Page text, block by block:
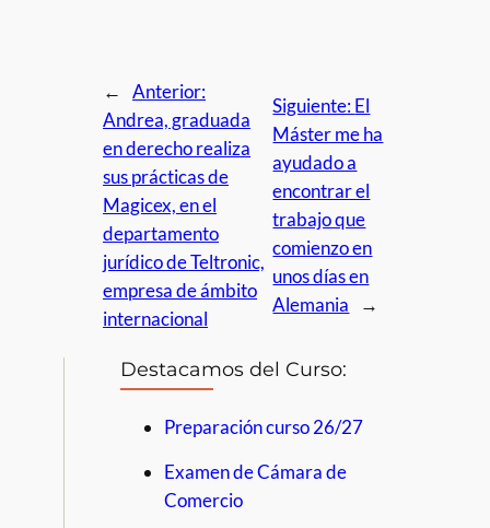
←
Anterior:
Andrea, graduada
en derecho realiza
sus prácticas de
Magicex, en el
departamento
jurídico de Teltronic,
empresa de ámbito
internacional
Siguiente:El
Máster me ha
ayudado a
encontrar el
trabajo que
comienzo en
unos días en
Alemania
→
Destacamos del Curso:
Preparación curso 26/27
Examen de Cámara de
Comercio